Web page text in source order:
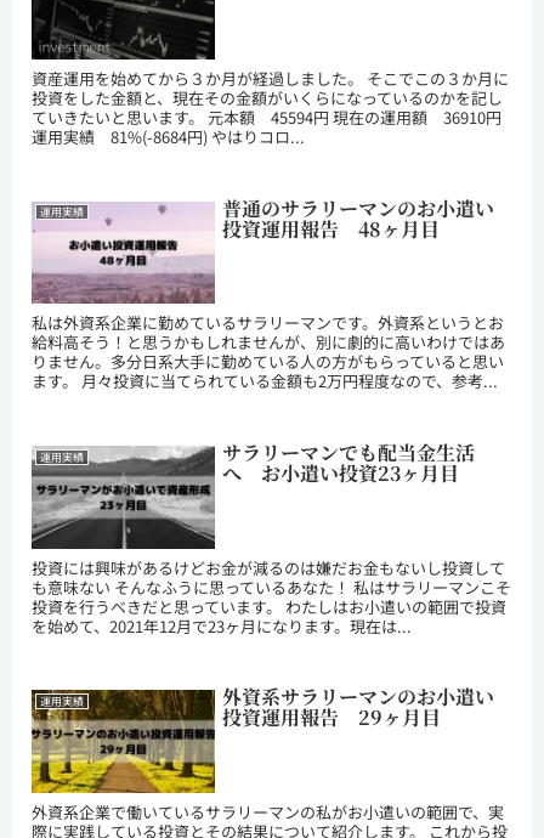
資産運用を始めてから３か月が経過しました。 そこでこの３か月に
投資をした金額と、現在その金額がいくらになっているのかを記し
ていきたいと思います。 元本額 45594円 現在の運用額 36910円
運用実績 81%(-8684円) やはりコロ...
運用実績 普通のサラリーマンのお小遣い
投資運用報告 48ヶ月目
私は外資系企業に勤めているサラリーマンです。外資系というとお
給料高そう！と思うかもしれませんが、別に劇的に高いわけではあ
りません。多分日系大手に勤めている人の方がもらっていると思い
ます。 月々投資に当てられている金額も2万円程度なので、参考...
運用実績 サラリーマンでも配当金生活
へ お小遣い投資23ヶ月目
投資には興味があるけどお金が減るのは嫌だお金もないし投資して
も意味ない そんなふうに思っているあなた！ 私はサラリーマンこそ
投資を行うべきだと思っています。 わたしはお小遣いの範囲で投資
を始めて、2021年12月で23ヶ月になります。現在は...
運用実績 外資系サラリーマンのお小遣い
投資運用報告 29ヶ月目
外資系企業で働いているサラリーマンの私がお小遣いの範囲で、実
際に実践している投資とその結果について紹介します。 これから投